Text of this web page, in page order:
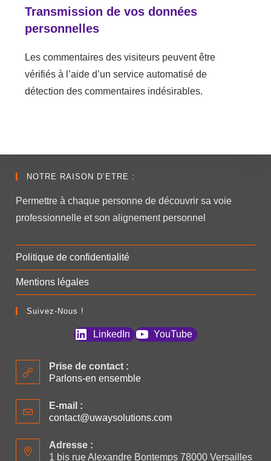
Transmission de vos données
personnelles
Les commentaires des visiteurs peuvent être
vérifiés à l’aide d’un service automatisé de
détection des commentaires indésirables.
NOTRE RAISON D’ETRE :
Permettre à chaque personne de découvrir sa voie
professionnelle et son alignement personnel
Politique de confidentialité
Mentions légales
Suivez-Nous !
LinkedIn YouTube
Prise de contact :
Parlons-en ensemble
E-mail :
contact@uwaysolutions.comS’ouvre
Adresse :
1 bis rue Alexandre Bontemps 78000 Versailles